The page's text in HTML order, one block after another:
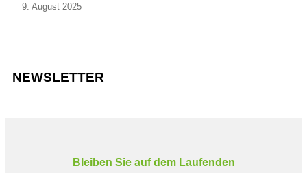
9. August 2025
NEWSLETTER
Bleiben Sie auf dem Laufenden